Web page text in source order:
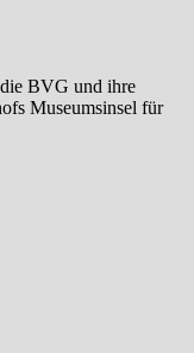
die BVG und ihre
Museumsinsel für